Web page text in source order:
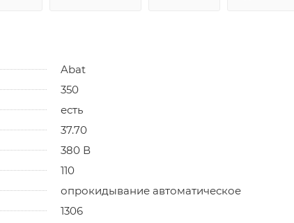
Abat
350
есть
37.70
380 В
110
опрокидывание автоматическое
1306